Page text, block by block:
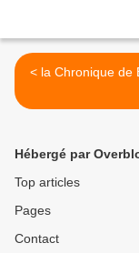
< la Chronique
Hébergé par
Top articles
Pages
Contact